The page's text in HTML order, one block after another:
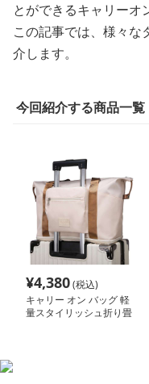
とができるキャリーオ
この記事では、様々な
介します。
今回紹介する商品一覧
¥4,380(税込)
キャリー オン バッグ 軽
量スタイリッシュ折り畳